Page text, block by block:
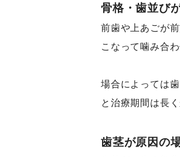
骨格・歯並び
前歯や上あごが
こなって噛み合
場合によっては
と治療期間は長
歯茎が原因の